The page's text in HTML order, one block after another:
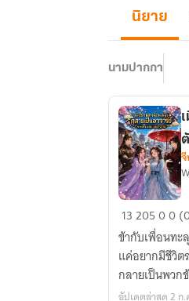
นิยาย
นามปากกา
เมื่อ
ข้า
และ
เพื่อน
สนิท
1320500
ข้ากับเพื่อนทะ
แค่อยากมีชีวิต
กลายเป็นพวก
อัปเดตล่าสุด 2 ก